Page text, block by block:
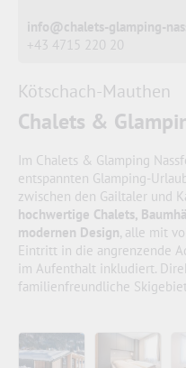
info@chalets-glamping-
+43 4715 220 20
Kötschach-Mauthen
Chalets &
Im Chalets & Glamping
entspannten Glamping-
zwischen den Gailtaler und
hochwertige Chalets,
modernen Design, alle mit
Eintritt in die angrenzende
im Aufenthalt inkludiert.
familienfreundliche